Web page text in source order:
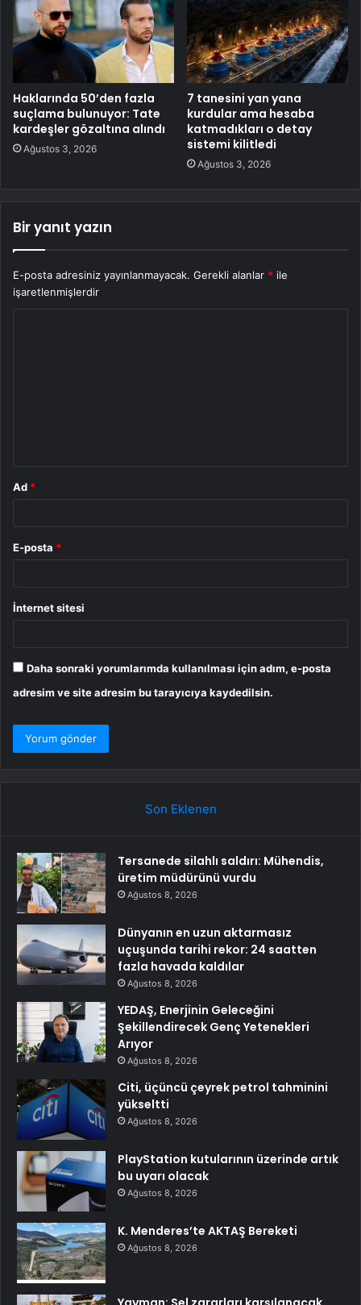
Haklarında 50’den fazla
suçlama bulunuyor: Tate
kardeşler gözaltına alındı
Ağustos 3, 2026
7 tanesini yan yana
kurdular ama hesaba
katmadıkları o detay
sistemi kilitledi
Ağustos 3, 2026
Bir yanıt yazın
E-posta adresiniz yayınlanmayacak. Gerekli alanlar * ile
işaretlenmişlerdir
Ad *
E-posta *
İnternet sitesi
Daha sonraki yorumlarımda kullanılması için adım, e-posta
adresim ve site adresim bu tarayıcıya kaydedilsin.
Son Eklenen
Tersanede silahlı saldırı: Mühendis,
üretim müdürünü vurdu
Ağustos 8, 2026
Dünyanın en uzun aktarmasız
uçuşunda tarihi rekor: 24 saatten
fazla havada kaldılar
Ağustos 8, 2026
YEDAŞ, Enerjinin Geleceğini
Şekillendirecek Genç Yetenekleri
Arıyor
Ağustos 8, 2026
Citi, üçüncü çeyrek petrol tahminini
yükseltti
Ağustos 8, 2026
PlayStation kutularının üzerinde artık
bu uyarı olacak
Ağustos 8, 2026
K. Menderes’te AKTAŞ Bereketi
Ağustos 8, 2026